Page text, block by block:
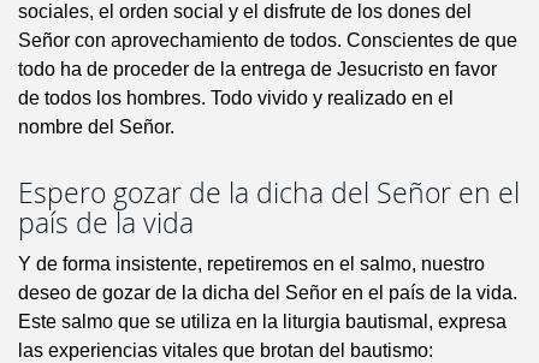
sociales, el orden social y el disfrute de los dones del
Señor con aprovechamiento de todos. Conscientes de que
todo ha de proceder de la entrega de Jesucristo en favor
de todos los hombres. Todo vivido y realizado en el
nombre del Señor.
Espero gozar de la dicha del Señor en el
país de la vida
Y de forma insistente, repetiremos en el salmo, nuestro
deseo de gozar de la dicha del Señor en el país de la vida.
Este salmo que se utiliza en la liturgia bautismal, expresa
las experiencias vitales que brotan del bautismo: